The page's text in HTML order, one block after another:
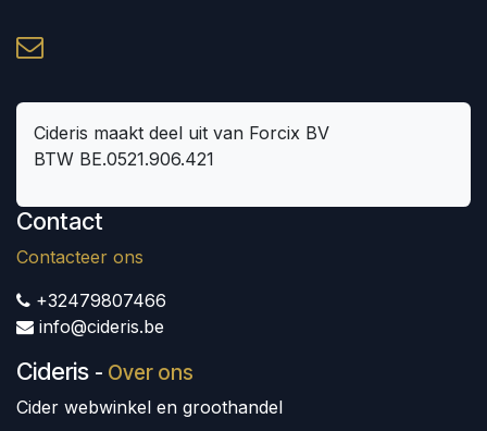
Cideris maakt deel uit van Forcix BV
BTW BE.0521.906.421
Contact
Contacteer ons
+32479807466
info@cideris.be
Cideris - Over ons
Cider webwinkel en groothandel